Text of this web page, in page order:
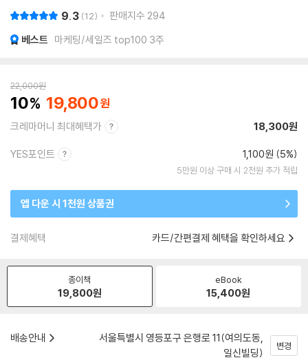
9.3 12 판매지수 294
베스트 마케팅/세일즈 top100 3주
22,000원
10 19,800
크레마머니 최대혜택가 18,300원
YES포인트 1,100원 (5%)
5만원 이상 구매 시 2천원 추가 적립
앱 다운 시 1천원 상품권
결제혜택 카드/간편결제 혜택을 확인하세요
종이책
19,800원
eBook
15,400원
배송안내
서울특별시 영등포구 은행로 11(여의도동,
일신빌딩)
변경